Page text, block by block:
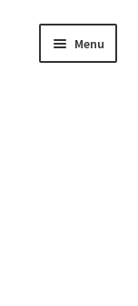
Menu